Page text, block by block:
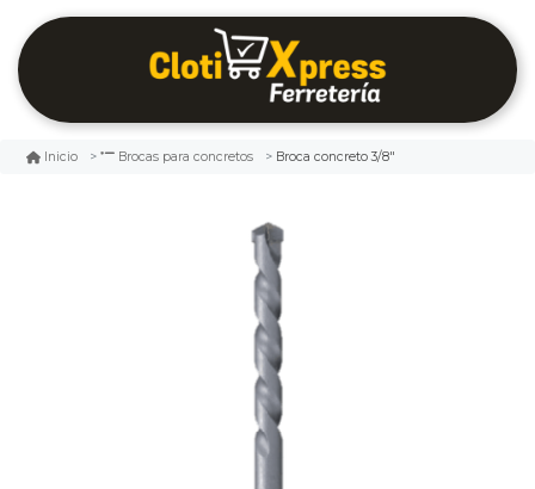
Inicio Brocas para concretos Broca concreto 3/8"